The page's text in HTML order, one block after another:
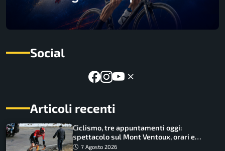
Social
Articoli recenti
Ciclismo, tre appuntamenti oggi:
spettacolo sul Mont Ventoux, orari e
come vederli
7 Agosto 2026